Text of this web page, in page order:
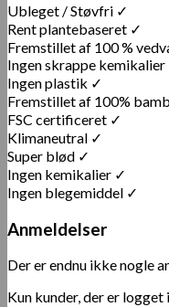
Ubleget / Støvfri ✓
Rent plantebaseret ✓
Fremstillet af 100 %
Ingen skrappe
Ingen plastik ✓
Fremstillet af 100%
FSC certificeret ✓
Klimaneutral ✓
Super blød ✓
Ingen kemikalier ✓
Ingen blegemiddel ✓
Anmeldelser
Der er endnu ikke nogle
Kun kunder, der er logget